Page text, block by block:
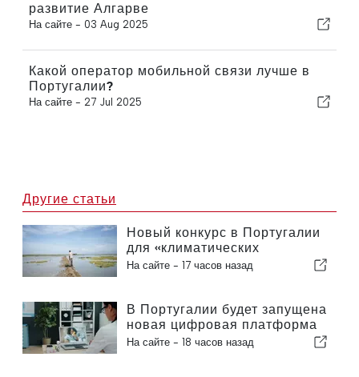
развитие Алгарве
На сайте - 03 Aug 2025
Какой оператор мобильной связи лучше в
Португалии?
На сайте - 27 Jul 2025
Другие статьи
Новый конкурс в Португалии
для «климатических
беженцев»
На сайте - 17 часов назад
В Португалии будет запущена
новая цифровая платформа
в сфере здравоохранения
На сайте - 18 часов назад